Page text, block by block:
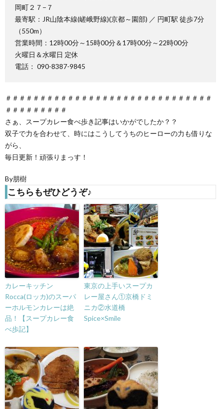
岡町２７−７
最寄駅：JR山陰本線(嵯峨野線)(京都～園部) ／ 円町駅 徒歩7分
（550m）
営業時間：12時00分～15時00分＆17時00分～22時00分
火曜日＆水曜日 定休
電話： 090-8387-9845
＃＃＃＃＃＃＃＃＃＃＃＃＃＃＃＃＃＃＃＃＃＃＃＃＃＃＃＃＃＃
＃＃＃＃＃＃＃＃＃
さぁ、スープカレー食べ歩き記事はいかがでしたか？？
双子で力を合わせて、時にはこうしてうちのヒーローの力も借りな
がら、
毎日更新！頑張りまっす！
By朋樹
こちらもぜひどうぞ♪
カレーキッチン
Rocca(ロッカ)のスーパ
ーホルモンカレーは絶
品！【スープカレー食
べ歩記】
東京の上手いスープカ
レー屋さん①京橋ドミ
ニカ②水道橋
Spice×Smile